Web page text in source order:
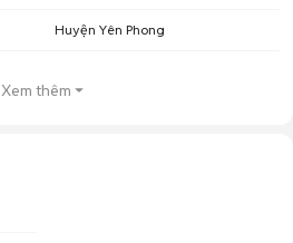
Huyện Yên Phong
Xem thêm